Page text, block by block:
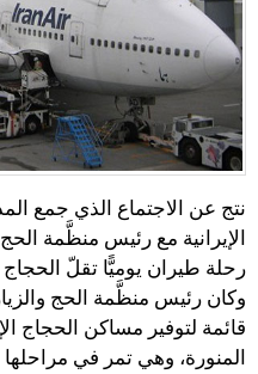
نتج عن الاجتماع الذي جمع
وكان رئيس منظَّمة الحج
قائمة لتوفير مساكن الحجاج